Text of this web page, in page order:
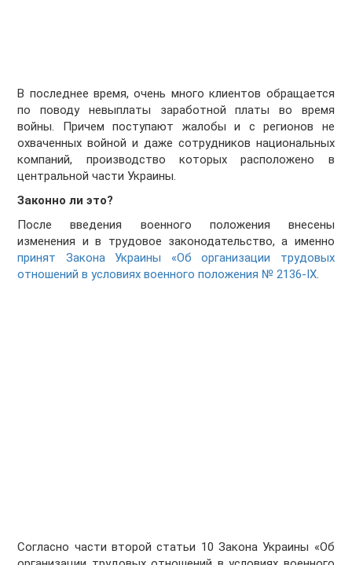
В последнее время, очень много клиентов обращается
по поводу невыплаты заработной платы во время
войны. Причем поступают жалобы и с регионов не
охваченных войной и даже сотрудников национальных
компаний, производство которых расположено в
центральной части Украины.
Законно ли это?
После введения военного положения внесены
изменения и в трудовое законодательство, а именно
принят Закона Украины «Об организации трудовых
отношений в условиях военного положения № 2136-ІХ.
Согласно части второй статьи 10 Закона Украины «Об